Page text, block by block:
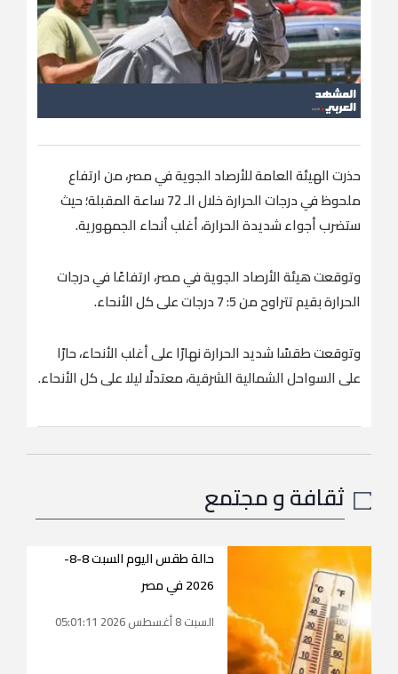
حذرت الهيئة العامة للأرصاد الجوية في مصر، من ارتفاع
ملحوظ في درجات الحرارة خلال الـ 72 ساعة المقبلة؛ حيث
ستضرب أجواء شديدة الحرارة، أغلب أنحاء الجمهورية.
وتوقعت هيئة الأرصاد الجوية في مصر، ارتفاعًا في درجات
الحرارة بقيم تتراوح من 5: 7 درجات على كل الأنحاء.
وتوقعت طقسًا شديد الحرارة نهارًا على أغلب الأنحاء، حارًا
على السواحل الشمالية الشرقية، معتدلًا ليلا على كل الأنحاء.
ثقافة و مجتمع
حالة طقس اليوم السبت 8-8-
2026 في مصر
السبت 8 أغسطس 2026 05:01:11